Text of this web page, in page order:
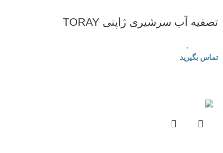
تصفیه آب سرشیری ژاپنی TORAY
,
تماس بگیرید